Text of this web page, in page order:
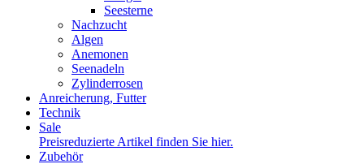
Seesterne
Nachzucht
Algen
Anemonen
Seenadeln
Zylinderrosen
Anreicherung, Futter
Technik
Sale
Preisreduzierte Artikel finden Sie hier.
Zubehör